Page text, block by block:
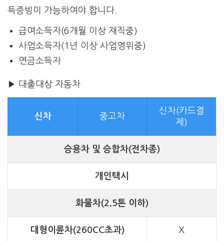
득증빙이 가능하여야 합니다.
급여소득자(6개월 이상 재직중)
사업소득자(1년 이상 사업영위중)
연금소득자
▶ 대출대상 자동차
신차 중고차
신차(카드결
제)
승용차 및 승합차(전차종)
개인택시
화물차(2.5톤 이하)
대형이륜차(260CC초과) X